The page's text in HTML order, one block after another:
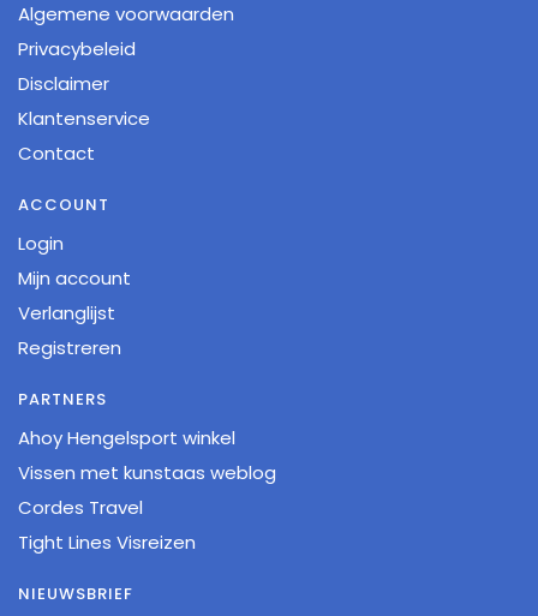
Algemene voorwaarden
Privacybeleid
Disclaimer
Klantenservice
Contact
ACCOUNT
Login
Mijn account
Verlanglijst
Registreren
PARTNERS
Ahoy Hengelsport winkel
Vissen met kunstaas weblog
Cordes Travel
Tight Lines Visreizen
NIEUWSBRIEF